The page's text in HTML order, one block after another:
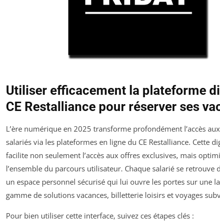
Utiliser efficacement la plateforme
CE Restalliance pour réserver ses
L’ère numérique en 2025 transforme profondément l’accès
salariés via les plateformes en ligne du CE Restalliance. Cette
facilite non seulement l’accès aux offres exclusives, mais
l’ensemble du parcours utilisateur. Chaque salarié se retrouve
un espace personnel sécurisé qui lui ouvre les portes sur une
gamme de solutions vacances, billetterie loisirs et voyages
Pour bien utiliser cette interface, suivez ces étapes clés :